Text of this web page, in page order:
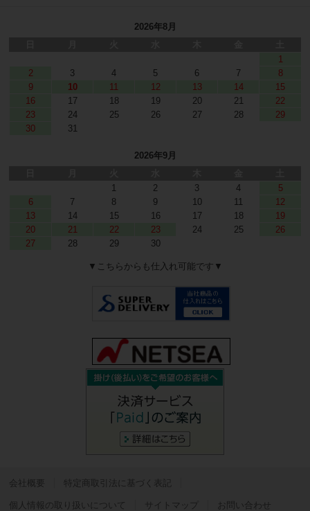
2026年8月
1
2
3 4 5 6 7
8
9
10 11 12 13 14
15
16
17 18 19 20 21
22
23
24 25 26 27 28
29
30
31
2026年9月
1
2 3 4
5
6
7 8 9 10 11
12
13
14 15 16 17 18
19
20
21 22 23 24 25
26
27
28 29 30
▼こちらからも仕入れ可能です▼
会社概要 特定商取引法に基づく表記
個人情報の取り扱いについて サイトマップ お問い合わせ